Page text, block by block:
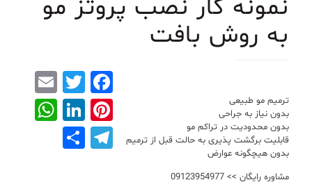
نمونه کار نصب پروتز مو
به روش بافت
ترمیم مو طبیعی
بدون نیاز به جراحی
بدون محدودیت در تراکم مو
قابلیت برگشت پذیری به حالت قبل از ترمیم
بدون هیچگونه عوارض
مشاوره رایگان >> 09123954977
Pinterest